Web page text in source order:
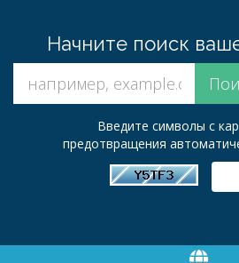
Начните поиск
Введите символы с
предотвращения